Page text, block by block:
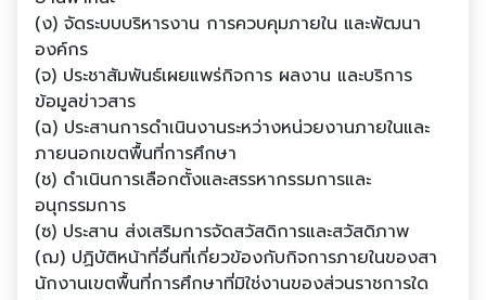
(ง) จัดระบบบริหารงาน การควบคุมภายใน และพัฒนา
องค์กร
(จ) ประชาสัมพันธ์เผยแพร่กิจการ ผลงาน และบริการ
ข้อมูลข่าวสาร
(ฉ) ประสานการดําเนินงานระหว่างหน่วยงานภายในและ
ภายนอกเขตพื้นที่การศึกษา
(ช) ดําเนินการเลือกตั้งและสรรหากรรมการและ
อนุกรรมการ
(ซ) ประสาน ส่งเสริมการจัดสวัสดิการและสวัสดิภาพ
(ฌ) ปฏิบัติหน้าที่อื่นที่เกี่ยวข้องกับกิจการภายในของสา
นักงานเขตพื้นที่การศึกษาที่มิใช่งานของส่วนราชการใด